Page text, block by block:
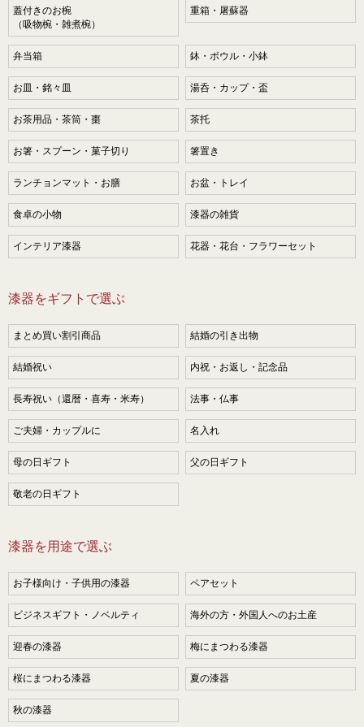
蓋付きのお椀
（吸物椀・雑煮椀）
重箱・屠蘇器
弁当箱 鉢・ボウル・小鉢
お皿・銘々皿 湯呑・カップ・盃
お茶用品・茶筒・棗 茶托
お箸・スプーン・菓子切り 箸置き
ランチョンマット・お膳 お盆・トレイ
食卓の小物 漆器の雑貨
インテリア漆器 花器・花台・フラワーセット
漆器をギフトで選ぶ
まとめ買い割引商品 結婚の引き出物
結婚祝い 内祝・お返し・記念品
長寿祝い（還暦・喜寿・米寿） 法事・仏事
ご夫婦・カップルに 名入れ
母の日ギフト 父の日ギフト
敬老の日ギフト
漆器を用途で選ぶ
お子様向け・子供用の漆器 ペアセット
ビジネスギフト・ノベルティ 海外の方・外国人へのお土産
迎春の漆器 梅にまつわる漆器
桜にまつわる漆器 夏の漆器
秋の漆器